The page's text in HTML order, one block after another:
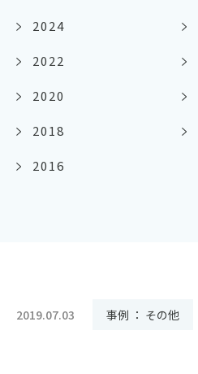
2024
2022
2020
2018
2016
2019.07.03 事例 ： その他